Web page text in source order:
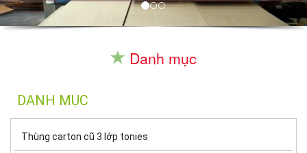
Danh mục
DANH MỤC
Thùng carton cũ 3 lớp tonies